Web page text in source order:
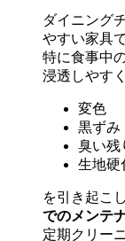
ダイニング
やすい家具で
特に食事中
浸透しやすく
変色
黒ずみ
臭い残
生地硬
を引き起こ
でのメンテ
定期クリー